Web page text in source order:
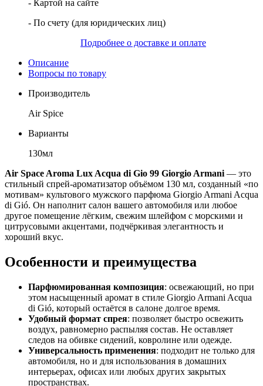
- Картой на сайте
- По счету (для юридических лиц)
Подробнее о доставке и оплате
Описание
Вопросы по товару
Производитель
Air Spice
Варианты
130мл
Air Space Aroma Lux Acqua di Gio 99 Giorgio Armani — это
стильный спрей-ароматизатор объёмом 130 мл, созданный «по
мотивам» культового мужского парфюма Giorgio Armani Acqua
di Gió. Он наполнит салон вашего автомобиля или любое
другое помещение лёгким, свежим шлейфом с морскими и
цитрусовыми акцентами, подчёркивая элегантность и
хороший вкус.
Особенности и преимущества
Парфюмированная композиция: освежающий, но при
этом насыщенный аромат в стиле Giorgio Armani Acqua
di Gió, который остаётся в салоне долгое время.
Удобный формат спрея: позволяет быстро освежить
воздух, равномерно распыляя состав. Не оставляет
следов на обивке сидений, ковролине или одежде.
Универсальность применения: подходит не только для
автомобиля, но и для использования в домашних
интерьерах, офисах или любых других закрытых
пространствах.